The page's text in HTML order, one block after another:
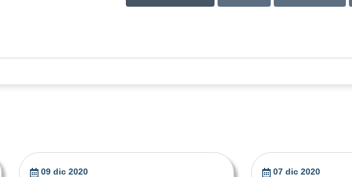
09 dic 2020 07 dic 2020